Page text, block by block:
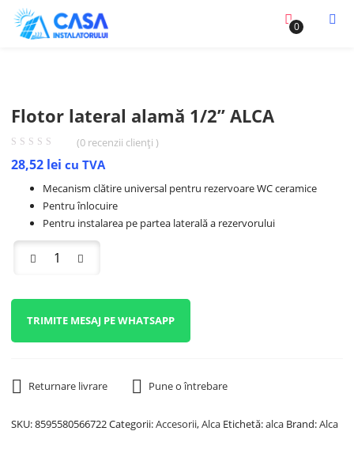
0
Flotor lateral alamă 1/2” ALCA
(0 recenzii clienți )
28,52 lei cu TVA
Mecanism clătire universal pentru rezervoare WC ceramice
Pentru înlocuire
Pentru instalarea pe partea laterală a rezervorului
TRIMITE MESAJ PE WHATSAPP
Returnare livrare Pune o întrebare
SKU:8595580566722Categorii:Accesorii,Alca Etichetă:alca Brand:Alca